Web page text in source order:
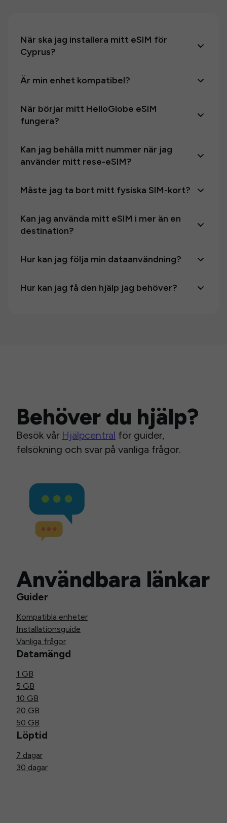
När ska jag installera mitt eSIM för
Cyprus?
Är min enhet kompatibel?
När börjar mitt HelloGlobe eSIM
fungera?
Kan jag behålla mitt nummer när jag
använder mitt rese-eSIM?
Måste jag ta bort mitt fysiska SIM-kort?
Kan jag använda mitt eSIM i mer än en
destination?
Hur kan jag följa min dataanvändning?
Hur kan jag få den hjälp jag behöver?
Behöver du hjälp?
Besök vår Hjälpcentral för guider,
felsökning och svar på vanliga frågor.
Användbara länkar
Guider
Kompatibla enheter
Installationsguide
Vanliga frågor
Datamängd
1 GB
5 GB
10 GB
20 GB
50 GB
Löptid
7 dagar
30 dagar